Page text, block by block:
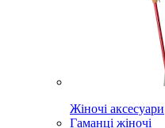
Жіночі аксесуари
Гаманці жіночі